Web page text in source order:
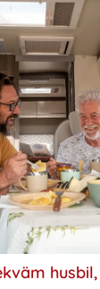
husbil,